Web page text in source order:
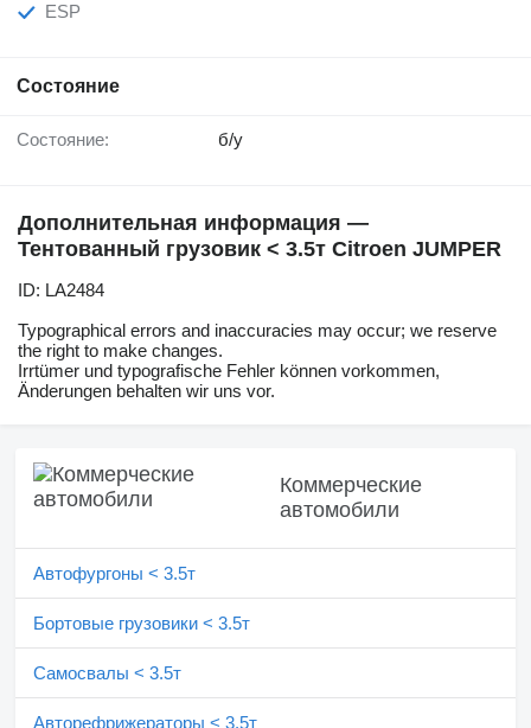
ESP
Состояние
Состояние: б/у
Дополнительная информация —
Тентованный грузовик < 3.5т Citroen JUMPER
ID: LA2484
Typographical errors and inaccuracies may occur; we reserve
the right to make changes.
Irrtümer und typografische Fehler können vorkommen,
Änderungen behalten wir uns vor.
Коммерческие
автомобили
Автофургоны < 3.5т
Бортовые грузовики < 3.5т
Самосвалы < 3.5т
Авторефрижераторы < 3.5т